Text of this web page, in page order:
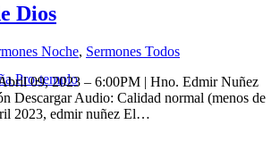
Pro-templo
Dios
Noche, Sermones Todos
09, 2023 – 6:00PM | Hno. Edmir Nuñez
Audio: Calidad normal (menos de
2023, edmir nuñez El…